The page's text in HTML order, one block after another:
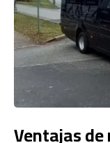
Ventajas